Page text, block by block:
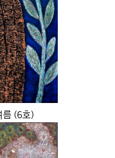
름 (6호)